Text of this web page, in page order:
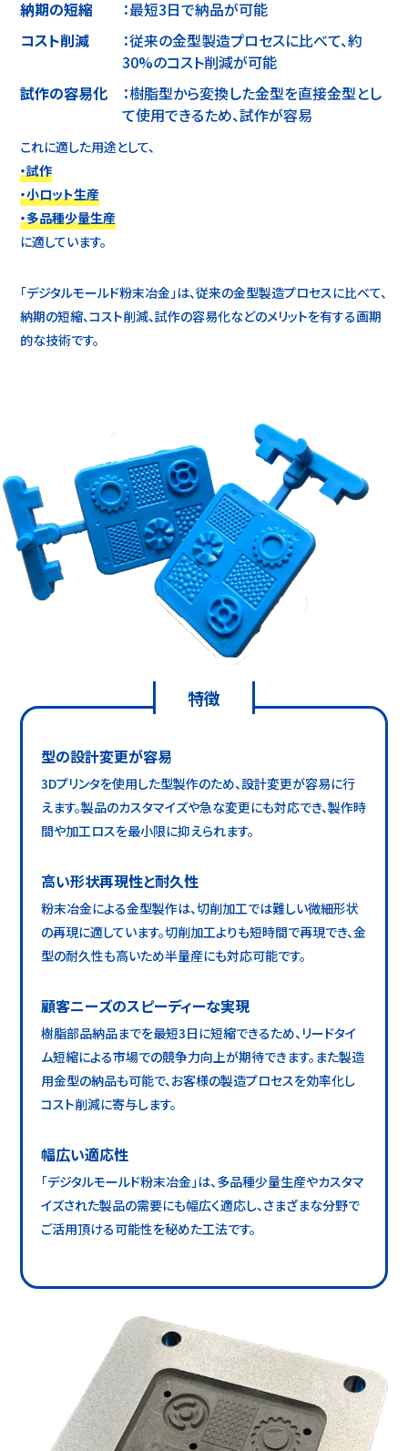
納期の短縮
：最短3日で納品が可能
コスト削減
：従来の金型製造プロセスに比べて、約
30%のコスト削減が可能
試作の容易化
：樹脂型から変換した金型を直接金型とし
て使用できるため、試作が容易
これに適した用途として、
・試作
・小ロット生産
・多品種少量生産
に適しています。
「デジタルモールド粉末冶金」は、従来の金型製造プロセスに比べて、
納期の短縮、コスト削減、試作の容易化などのメリットを有する画期
的な技術です。
特徴
型の設計変更が容易
3Dプリンタを使用した型製作のため、設計変更が容易に行
えます。製品のカスタマイズや急な変更にも対応でき、製作時
間や加工ロスを最小限に抑えられます。
高い形状再現性と耐久性
粉末冶金による金型製作は、切削加工では難しい微細形状
の再現に適しています。切削加工よりも短時間で再現でき、金
型の耐久性も高いため半量産にも対応可能です。
顧客ニーズのスピーディーな実現
樹脂部品納品までを最短3日に短縮できるため、リードタイ
ム短縮による市場での競争力向上が期待できます。また製造
用金型の納品も可能で、お客様の製造プロセスを効率化し
コスト削減に寄与します。
幅広い適応性
「デジタルモールド粉末冶金」は、多品種少量生産やカスタマ
イズされた製品の需要にも幅広く適応し、さまざまな分野で
ご活用頂ける可能性を秘めた工法です。